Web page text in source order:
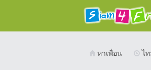
หาเพื่อน ไ